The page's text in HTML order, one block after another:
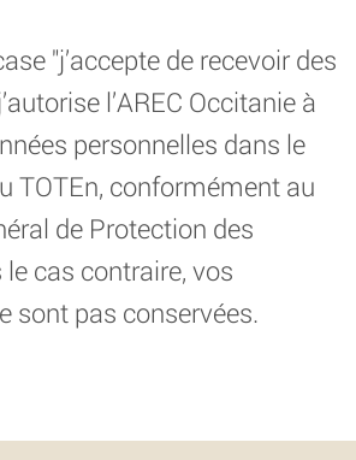
"j’accepte de recevoir des
l’AREC Occitanie à
personnelles dans le
TOTEn, conformément au
de Protection des
le cas contraire, vos
sont pas conservées.